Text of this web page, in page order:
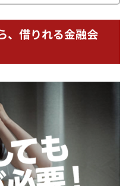
、借りれる金融会